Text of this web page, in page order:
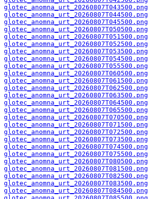
glotec_anomna_urt_20260807T043500.png
glotec_anomna_urt_20260807T044500.png
glotec_anomna_urt_20260807T045500.png
glotec_anomna_urt_20260807T050500.png
glotec_anomna_urt_20260807T051500.png
glotec_anomna_urt_20260807T052500.png
glotec_anomna_urt_20260807T053500.png
glotec_anomna_urt_20260807T054500.png
glotec_anomna_urt_20260807T055500.png
glotec_anomna_urt_20260807T060500.png
glotec_anomna_urt_20260807T061500.png
glotec_anomna_urt_20260807T062500.png
glotec_anomna_urt_20260807T063500.png
glotec_anomna_urt_20260807T064500.png
glotec_anomna_urt_20260807T065500.png
glotec_anomna_urt_20260807T070500.png
glotec_anomna_urt_20260807T071500.png
glotec_anomna_urt_20260807T072500.png
glotec_anomna_urt_20260807T073500.png
glotec_anomna_urt_20260807T074500.png
glotec_anomna_urt_20260807T075500.png
glotec_anomna_urt_20260807T080500.png
glotec_anomna_urt_20260807T081500.png
glotec_anomna_urt_20260807T082500.png
glotec_anomna_urt_20260807T083500.png
glotec_anomna_urt_20260807T084500.png